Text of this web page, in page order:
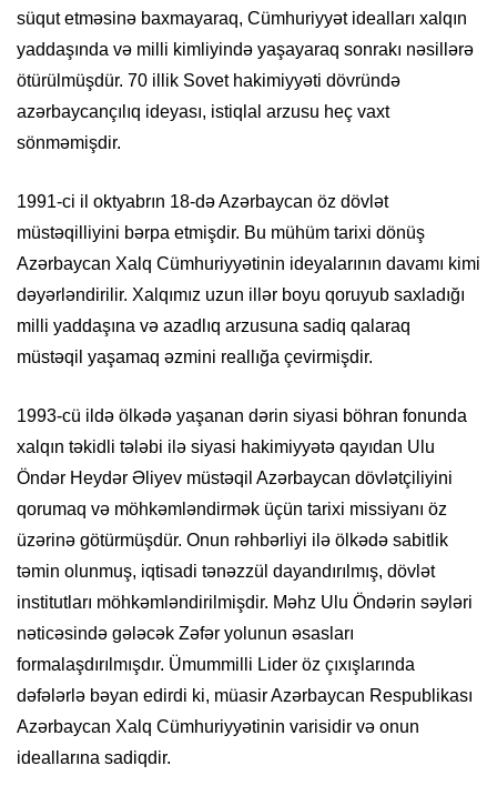
süqut etməsinə baxmayaraq, Cümhuriyyət idealları xalqın
yaddaşında və milli kimliyində yaşayaraq sonrakı nəsillərə
ötürülmüşdür. 70 illik Sovet hakimiyyəti dövründə
azərbaycançılıq ideyası, istiqlal arzusu heç vaxt
sönməmişdir.
1991-ci il oktyabrın 18-də Azərbaycan öz dövlət
müstəqilliyini bərpa etmişdir. Bu mühüm tarixi dönüş
Azərbaycan Xalq Cümhuriyyətinin ideyalarının davamı kimi
dəyərləndirilir. Xalqımız uzun illər boyu qoruyub saxladığı
milli yaddaşına və azadlıq arzusuna sadiq qalaraq
müstəqil yaşamaq əzmini reallığa çevirmişdir.
1993-cü ildə ölkədə yaşanan dərin siyasi böhran fonunda
xalqın təkidli tələbi ilə siyasi hakimiyyətə qayıdan Ulu
Öndər Heydər Əliyev müstəqil Azərbaycan dövlətçiliyini
qorumaq və möhkəmləndirmək üçün tarixi missiyanı öz
üzərinə götürmüşdür. Onun rəhbərliyi ilə ölkədə sabitlik
təmin olunmuş, iqtisadi tənəzzül dayandırılmış, dövlət
institutları möhkəmləndirilmişdir. Məhz Ulu Öndərin səyləri
nəticəsində gələcək Zəfər yolunun əsasları
formalaşdırılmışdır. Ümummilli Lider öz çıxışlarında
dəfələrlə bəyan edirdi ki, müasir Azərbaycan Respublikası
Azərbaycan Xalq Cümhuriyyətinin varisidir və onun
ideallarına sadiqdir.